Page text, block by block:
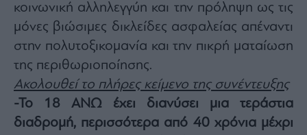
the
Privacy
Policy
Terms
Service
apply.
κοινωνική αλληλεγγύη και την πρόληψη ως τις
μόνες βιώσιμες δικλείδες ασφαλείας απέναντι
στην πολυτοξικομανία και την πικρή ματαίωση
της περιθωριοποίησης.
Ακολουθεί το πλήρες κείμενο της συνέντευξης
-Το 18 ΑΝΩ έχει διανύσει μια τεράστια
διαδρομή, περισσότερα από 40 χρόνια μέχρι